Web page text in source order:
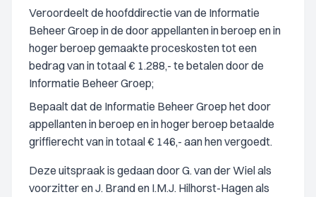
Veroordeelt de hoofddirectie van de Informatie
Beheer Groep in de door appellanten in beroep en in
hoger beroep gemaakte proceskosten tot een
bedrag van in totaal € 1.288,- te betalen door de
Informatie Beheer Groep;
Bepaalt dat de Informatie Beheer Groep het door
appellanten in beroep en in hoger beroep betaalde
griffierecht van in totaal € 146,- aan hen vergoedt.
Deze uitspraak is gedaan door G. van der Wiel als
voorzitter en J. Brand en I.M.J. Hilhorst-Hagen als